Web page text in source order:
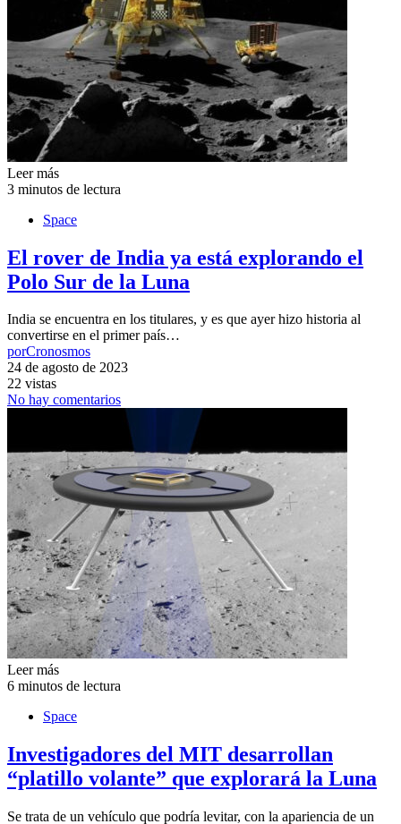
Leer más
3 minutos de lectura
Space
El rover de India ya está explorando el
Polo Sur de la Luna
India se encuentra en los titulares, y es que ayer hizo historia al
convertirse en el primer país…
porCronosmos
24 de agosto de 2023
22 vistas
No hay comentarios
Leer más
6 minutos de lectura
Space
Investigadores del MIT desarrollan
“platillo volante” que explorará la Luna
Se trata de un vehículo que podría levitar, con la apariencia de un